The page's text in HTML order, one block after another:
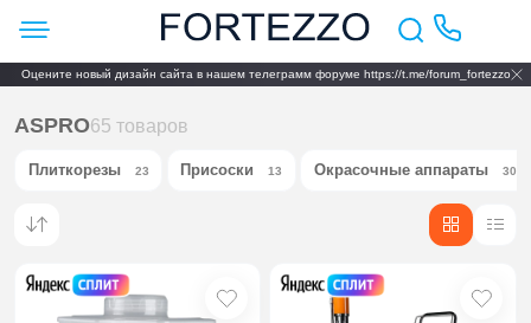
Оцените новый дизайн сайта в нашем телеграмм форуме https://t.me/forum_fortezzo
ASPRO65 товаров
Плиткорезы 23 Присоски 13 Окрасочные аппараты 30